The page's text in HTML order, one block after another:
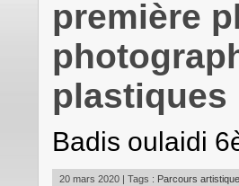
première
plastiques
Badis oulaidi
20 mars 2020 | Tags : Parcours